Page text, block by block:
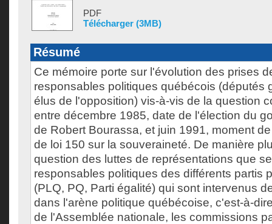
PDF
Télécharger (3MB)
Résumé
Ce mémoire porte sur l'évolution des prises
responsables politiques québécois (députés
élus de l'opposition) vis-à-vis de la question
entre décembre 1985, date de l'élection du
de Robert Bourassa, et juin 1991, moment
de loi 150 sur la souveraineté. De manière
question des luttes de représentations que
responsables politiques des différents partis
(PLQ, PQ, Parti égalité) qui sont intervenus
dans l'arène politique québécoise, c'est-à-
de l'Assemblée nationale, les commissions